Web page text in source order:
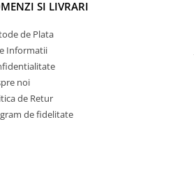
SI LIVRARI
de Plata
Informatii
noi
de Retur
de fidelitate